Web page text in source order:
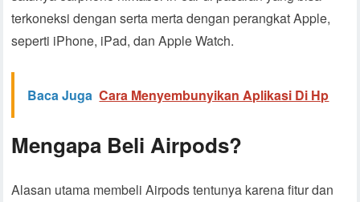
terkoneksi dengan serta merta dengan perangkat Apple,
seperti iPhone, iPad, dan Apple Watch.
Baca Juga Cara Menyembunyikan Aplikasi Di Hp
Mengapa Beli Airpods?
Alasan utama membeli Airpods tentunya karena fitur dan